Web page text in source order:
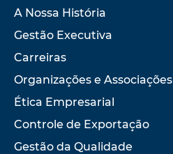
A Nossa História
Gestão Executiva
Carreiras
Organizações e Associações
Ética Empresarial
Controle de Exportação
Gestão da Qualidade